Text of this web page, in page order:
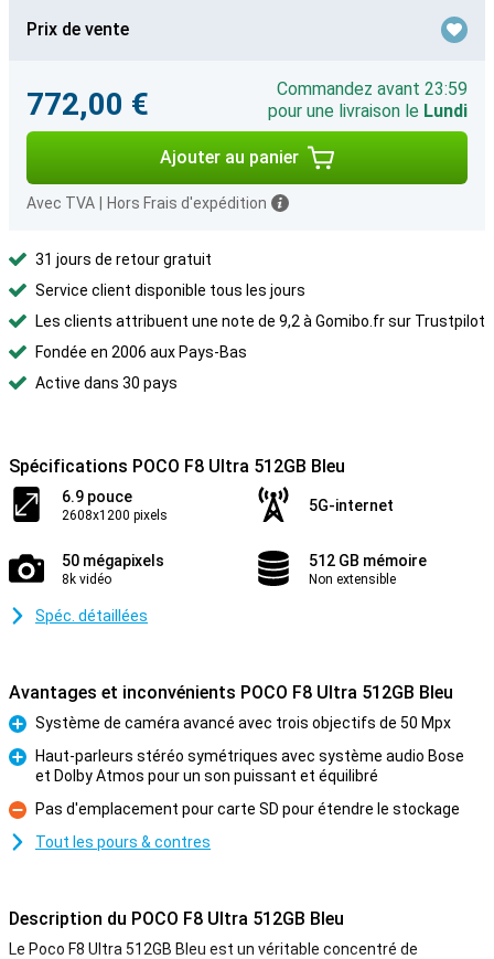
Prix de vente
772,00 €
Commandez avant 23:59
pour une livraison le Lundi
Ajouter au panier
Avec TVA Hors Frais d'expédition
31 jours de retour gratuit
Service client disponible tous les jours
Les clients attribuent une note de 9,2 à Gomibo.fr sur Trustpilot
Fondée en 2006 aux Pays-Bas
Active dans 30 pays
Spécifications POCO F8 Ultra 512GB Bleu
6.9 pouce
2608x1200 pixels
5G-internet
50 mégapixels
8k vidéo
512 GB mémoire
Non extensible
Spéc. détaillées
Avantages et inconvénients POCO F8 Ultra 512GB Bleu
Pour
Système de caméra avancé avec trois objectifs de 50 Mpx
Pour
Haut-parleurs stéréo symétriques avec système audio Bose
et Dolby Atmos pour un son puissant et équilibré
Contre
Pas d'emplacement pour carte SD pour étendre le stockage
Tout les pours & contres
Description du POCO F8 Ultra 512GB Bleu
Le Poco F8 Ultra 512GB Bleu est un véritable concentré de